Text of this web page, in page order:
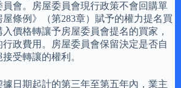
會。房屋委員會現行政策不會回購單
條例》（第283章）賦予的權力提名買
價格轉讓予房屋委員會提名的買家，
政費用。房屋委員會保留決定是否自
受轉讓的權利。
日期起計的第三年至第五年內，業主